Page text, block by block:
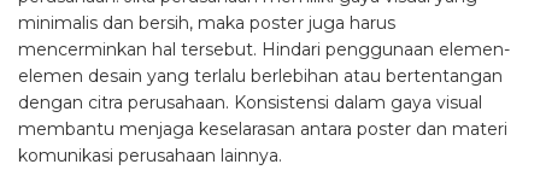
minimalis dan bersih, maka poster juga harus
mencerminkan hal tersebut. Hindari penggunaan elemen-
elemen desain yang terlalu berlebihan atau bertentangan
dengan citra perusahaan. Konsistensi dalam gaya visual
membantu menjaga keselarasan antara poster dan materi
komunikasi perusahaan lainnya.